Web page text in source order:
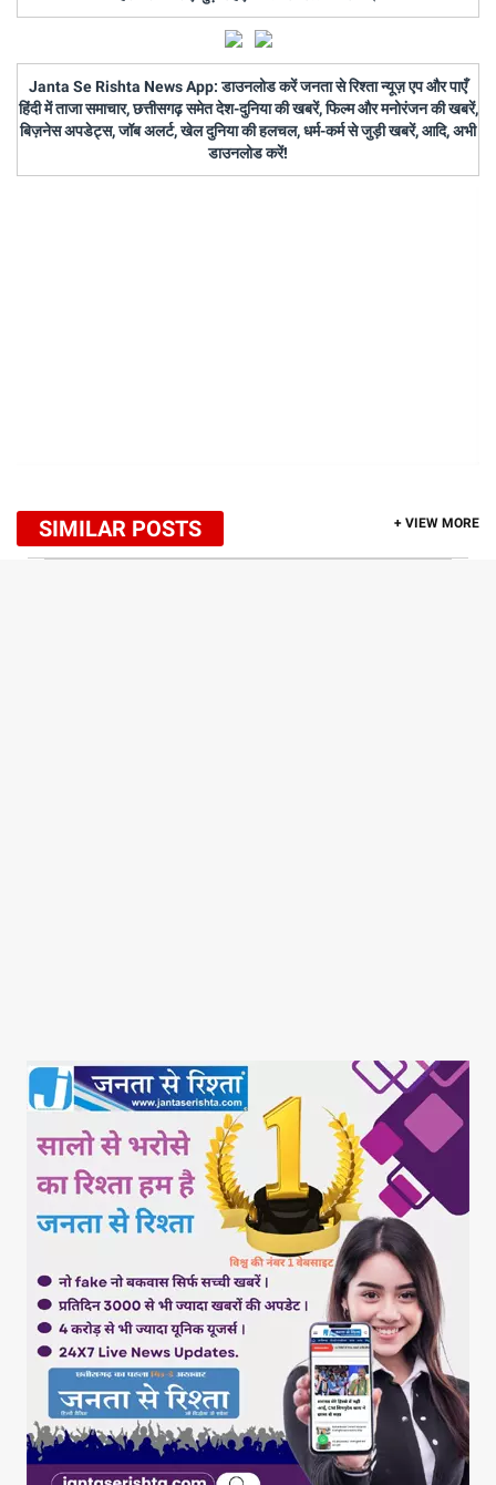
Janta Se Rishta News App: डाउनलोड करें जनता से रिश्ता न्यूज़ एप और पाएँ
हिंदी में ताजा समाचार, छत्तीसगढ़ समेत देश-दुनिया की खबरें, फिल्म और मनोरंजन की खबरें,
बिज़नेस अपडेट्स, जॉब अलर्ट, खेल दुनिया की हलचल, धर्म-कर्म से जुड़ी खबरें, आदि, अभी
डाउनलोड करें!
SIMILAR POSTS + VIEW MORE